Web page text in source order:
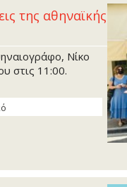
της αθηναϊκής
Νίκο
στις 11:00.